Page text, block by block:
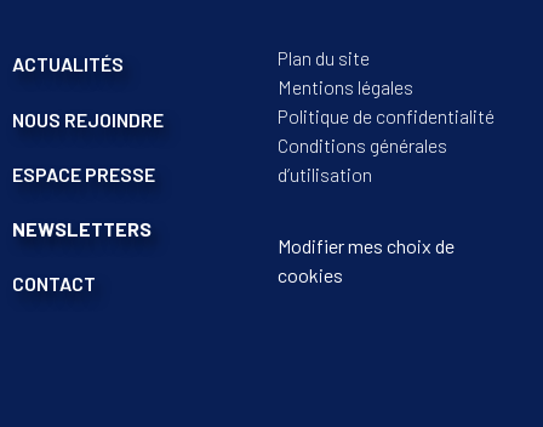
ACTUALITÉS
NOUS REJOINDRE
ESPACE PRESSE
NEWSLETTERS
CONTACT
Plan du site
Mentions légales
Politique de confidentialité
Conditions générales
d’utilisation
Modifier mes choix de
cookies